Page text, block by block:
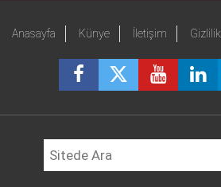
Anasayfa Künye İletişim